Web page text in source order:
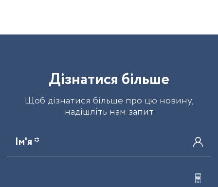
Дізнатися більше
Щоб дізнатися більше про цю новину,
надішліть нам запит
Ім'я *